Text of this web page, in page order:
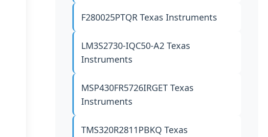
F280025PTQRTexas Instruments
LM3S2730-IQC50-A2Texas
Instruments
MSP430FR5726IRGETTexas
Instruments
TMS320R2811PBKQTexas